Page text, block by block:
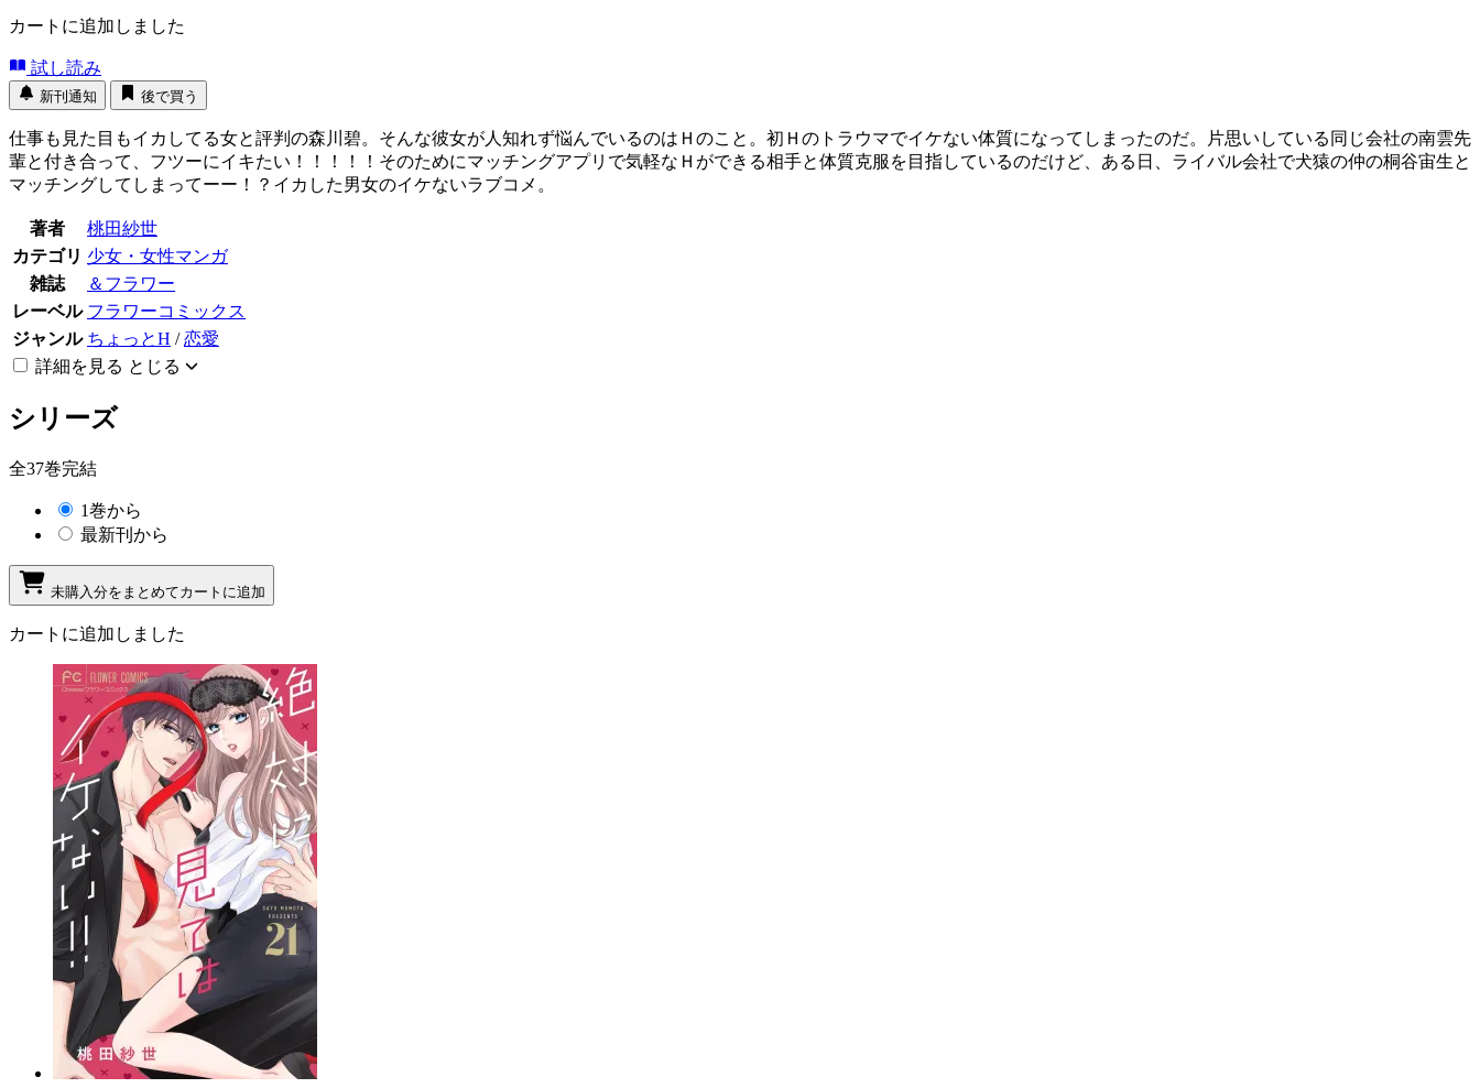
カートに追加しました
試し読み
新刊通知 後で買う
仕事も見た目もイカしてる女と評判の森川碧。そんな彼女が人知れず悩んでいるのはＨのこと。初Ｈのトラウマでイケない体質になってしまったのだ。片思いしている同じ会社の南雲先
輩と付き合って、フツーにイキたい！！！！！そのためにマッチングアプリで気軽なＨができる相手と体質克服を目指しているのだけど、ある日、ライバル会社で犬猿の仲の桐谷宙生と
マッチングしてしまってーー！？イカした男女のイケないラブコメ。
著者
桃田紗世
カテゴリ 少女・女性マンガ
雑誌
＆フラワー
レーベル フラワーコミックス
ジャンル ちょっとH /恋愛
詳細を見る とじる
シリーズ
全37巻完結
1巻から
最新刊から
未購入分をまとめてカートに追加
カートに追加しました